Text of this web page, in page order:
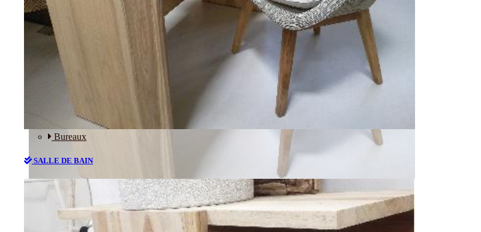
Bureaux
SALLE DE BAIN
Bureaux
SALLE DE BAIN